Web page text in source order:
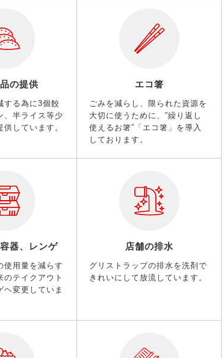
の提供
する為に3個餃
、半ライス等少
しています。
エコ箸
ごみを減らし、限られた資源を
大切に使うために、”繰り返し
使えるお箸”「エコ箸」を導入
しております。
器、レンゲ
使用量を減らす
のテイクアウト
ヘ変更していま
店舗の排水
グリストラップの排水を洗剤で
きれいにして放流しています。